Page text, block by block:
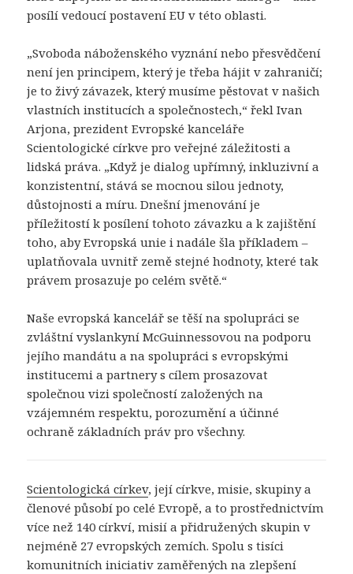
posílí vedoucí postavení EU v této oblasti.
„Svoboda náboženského vyznání nebo přesvědčení
není jen principem, který je třeba hájit v zahraničí;
je to živý závazek, který musíme pěstovat v našich
vlastních institucích a společnostech,“ řekl Ivan
Arjona, prezident Evropské kanceláře
Scientologické církve pro veřejné záležitosti a
lidská práva. „Když je dialog upřímný, inkluzivní a
konzistentní, stává se mocnou silou jednoty,
důstojnosti a míru. Dnešní jmenování je
příležitostí k posílení tohoto závazku a k zajištění
toho, aby Evropská unie i nadále šla příkladem –
uplatňovala uvnitř země stejné hodnoty, které tak
právem prosazuje po celém světě.“
Naše evropská kancelář se těší na spolupráci se
zvláštní vyslankyní McGuinnessovou na podporu
jejího mandátu a na spolupráci s evropskými
institucemi a partnery s cílem prosazovat
společnou vizi společností založených na
vzájemném respektu, porozumění a účinné
ochraně základních práv pro všechny.
Scientologická církev, její církve, misie, skupiny a
členové působí po celé Evropě, a to prostřednictvím
více než 140 církví, misií a přidružených skupin v
nejméně 27 evropských zemích. Spolu s tisíci
komunitních iniciativ zaměřených na zlepšení